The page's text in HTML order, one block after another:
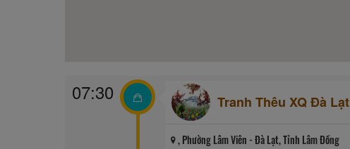
07:30 Tranh Thêu XQ Đà Lạt
, Phường Lâm Viên - Đà Lạt, Tỉnh Lâm Đồng